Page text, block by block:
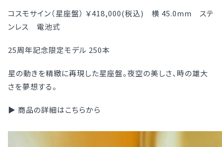
コスモサイン（星座盤） ￥418,000(税込) 横 45.0mm ステ
ンレス 電池式
25周年記念限定モデル 250本
星の動きを精緻に再現した星座盤。夜空の美しさ、時の雄大
さを夢想する。
▶ 商品の詳細はこちらから